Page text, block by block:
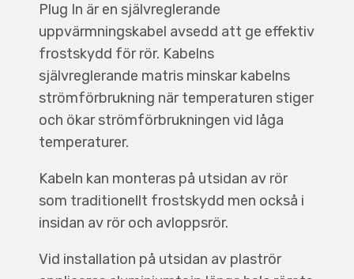
Plug In är en självreglerande
uppvärmningskabel avsedd att ge effektiv
frostskydd för rör. Kabelns
självreglerande matris minskar kabelns
strömförbrukning när temperaturen stiger
och ökar strömförbrukningen vid låga
temperaturer.
Kabeln kan monteras på utsidan av rör
som traditionellt frostskydd men också i
insidan av rör och avloppsrör.
Vid installation på utsidan av plaströr